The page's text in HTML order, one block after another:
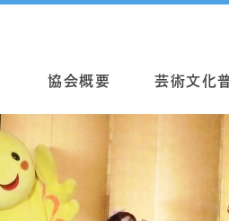
協会概要 芸術文化